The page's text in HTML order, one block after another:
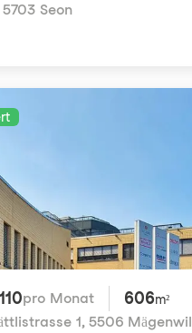
5703 Seon
pro Monat 606m²
1, 5506 Mägenwil